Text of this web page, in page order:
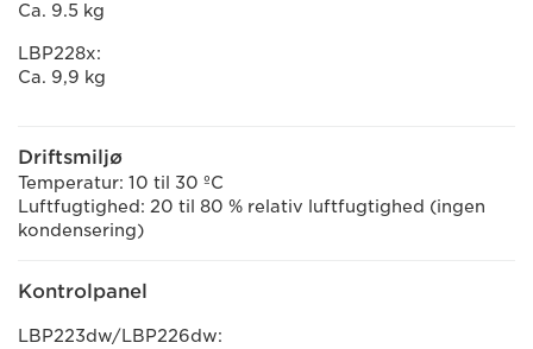
Ca. 9.5 kg
LBP228x:
Ca. 9,9 kg
Driftsmiljø
Temperatur: 10 til 30 ºC
Luftfugtighed: 20 til 80 % relativ luftfugtighed (ingen
kondensering)
Kontrolpanel
LBP223dw/LBP226dw: